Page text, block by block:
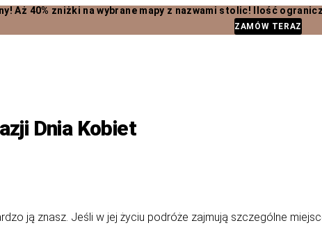
na wybrane mapy z nazwami stolic! Ilość
ZAMÓW TERAZ
Dnia Kobiet
ją znasz. Jeśli w jej życiu podróże zajmują szczególne